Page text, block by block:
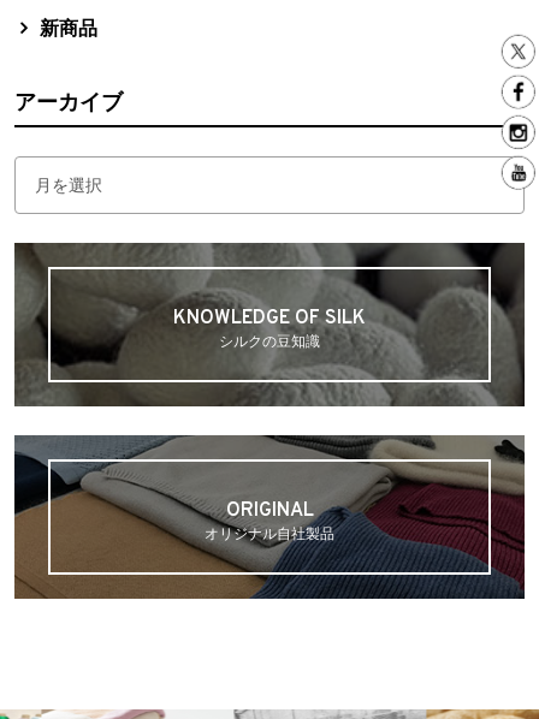
新商品
アーカイブ
KNOWLEDGE OF SILK
シルクの豆知識
ORIGINAL
オリジナル自社製品